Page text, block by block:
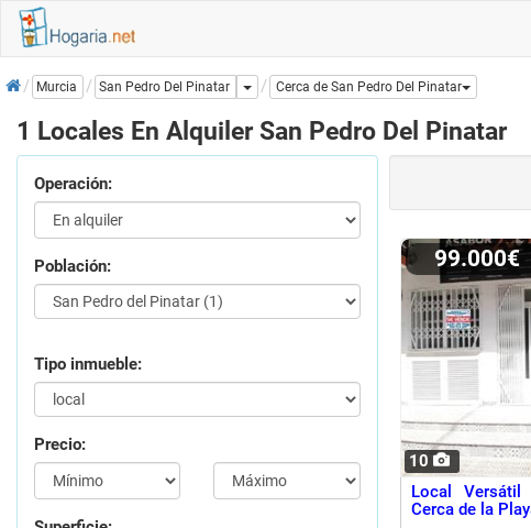
InicioMurcia San Pedro Del Pinatar Dropdown
Cerca de San Pedro Del Pinatar
1 Locales En Alquiler San Pedro Del Pinatar
Operación:
Población:
Tipo inmueble:
Precio:
10
99.000€
Local Versátil
Cerca de la